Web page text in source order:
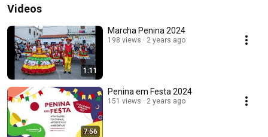
Videos
1:11
Marcha Penina 2024
198 views 2 years ago
7:56
Penina em Festa 2024
151 views 2 years ago